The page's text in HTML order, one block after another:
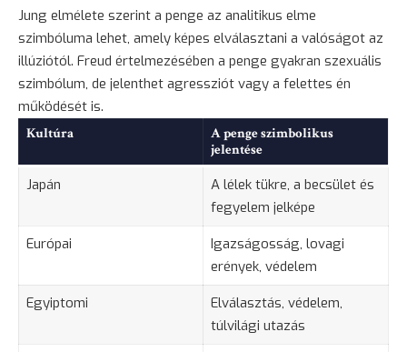
Jung elmélete szerint a penge az analitikus elme
szimbóluma lehet, amely képes elválasztani a valóságot az
illúziótól. Freud értelmezésében a penge gyakran szexuális
szimbólum, de jelenthet agressziót vagy a felettes én
működését is.
Kultúra
A penge szimbolikus
jelentése
Japán
A lélek tükre, a becsület és
fegyelem jelképe
Európai
Igazságosság, lovagi
erények, védelem
Egyiptomi
Elválasztás, védelem,
túlvilági utazás